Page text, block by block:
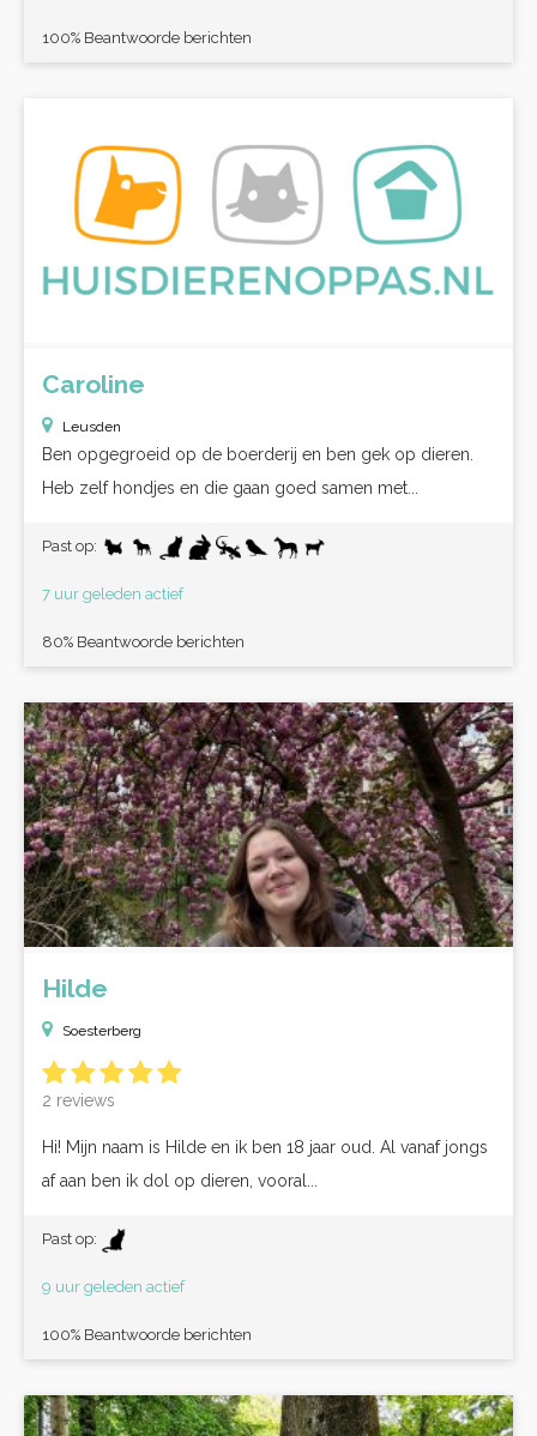
100% Beantwoorde berichten
Caroline
Leusden
Ben opgegroeid op de boerderij en ben gek op dieren.
Heb zelf hondjes en die gaan goed samen met...
Past op:
7 uur geleden actief
80% Beantwoorde berichten
Hilde
Soesterberg
2 reviews
Hi! Mijn naam is Hilde en ik ben 18 jaar oud. Al vanaf jongs
af aan ben ik dol op dieren, vooral...
Past op:
9 uur geleden actief
100% Beantwoorde berichten